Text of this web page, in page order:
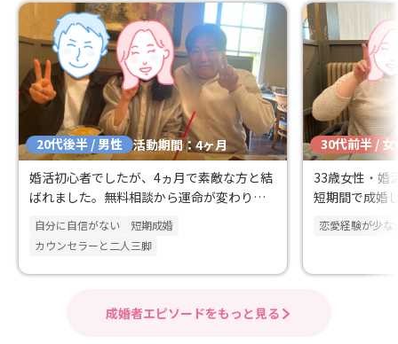
20代後半 / 男性 活動期間：4ヶ月
婚活初心者でしたが、4ヵ月で素敵な方と結
ばれました。無料相談から運命が変わりま
した。
自分に自信がない
短期成婚
カウンセラーと二人三脚
30代前半 / 女
33歳女性・婚
短期間で成婚
恋愛経験が少な
成婚者エピソードをもっと見る